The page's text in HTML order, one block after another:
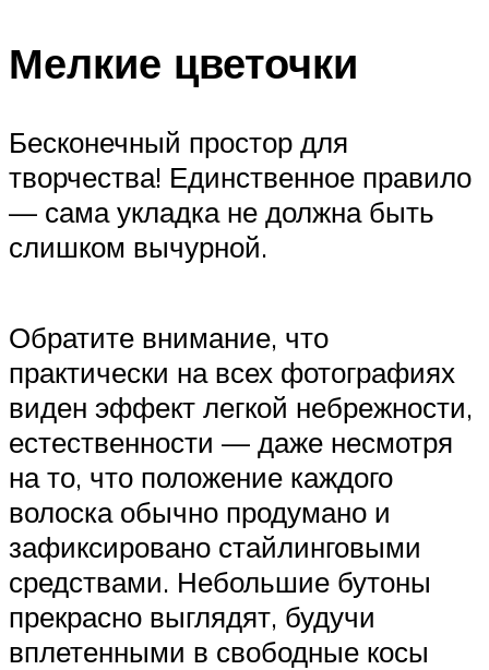
Мелкие цветочки
Бесконечный простор для
творчества! Единственное правило
— сама укладка не должна быть
слишком вычурной.
Обратите внимание, что
практически на всех фотографиях
виден эффект легкой небрежности,
естественности — даже несмотря
на то, что положение каждого
волоска обычно продумано и
зафиксировано стайлинговыми
средствами. Небольшие бутоны
прекрасно выглядят, будучи
вплетенными в свободные косы